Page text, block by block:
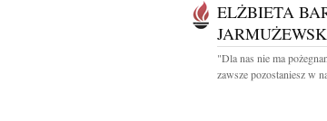
ELŻBIETA
"Dla nas nie ma
zawsze pozostaniesz w